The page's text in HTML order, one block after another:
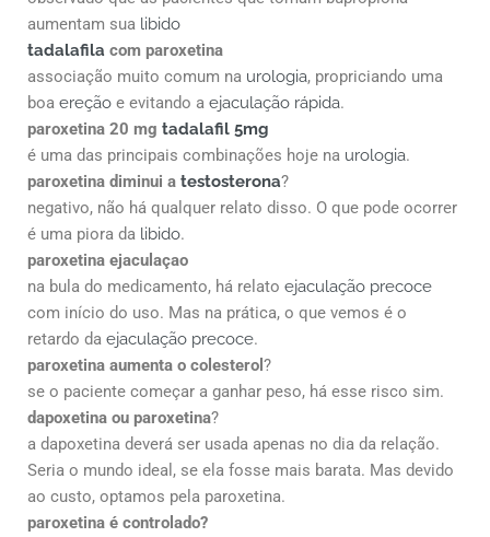
aumentam sua libido
tadalafila com paroxetina
associação muito comum na urologia, propriciando uma
boa ereção e evitando a ejaculação rápida.
paroxetina 20 mg tadalafil 5mg
é uma das principais combinações hoje na urologia.
paroxetina diminui a testosterona?
negativo, não há qualquer relato disso. O que pode ocorrer
é uma piora da libido.
paroxetina ejaculaçao
na bula do medicamento, há relato ejaculação precoce
com início do uso. Mas na prática, o que vemos é o
retardo da ejaculação precoce.
paroxetina aumenta o colesterol ?
se o paciente começar a ganhar peso, há esse risco sim.
dapoxetina ou paroxetina?
a dapoxetina deverá ser usada apenas no dia da relação.
Seria o mundo ideal, se ela fosse mais barata. Mas devido
ao custo, optamos pela paroxetina.
paroxetina é controlado?